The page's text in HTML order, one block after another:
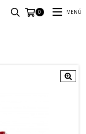
0 MENÚ